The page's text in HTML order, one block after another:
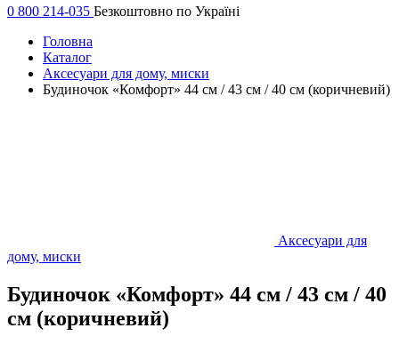
0 800 214-035 Безкоштовно по Україні
Головна
Каталог
Аксесуари для дому, миски
Будиночок «Комфорт» 44 см / 43 см / 40 см (коричневий)
Аксесуари для
дому, миски
Будиночок «Комфорт» 44 см / 43 см / 40
см (коричневий)